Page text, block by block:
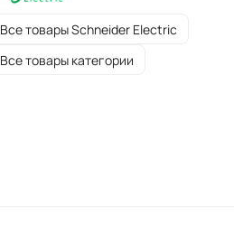
Все товары Schneider Electric
Все товары категории